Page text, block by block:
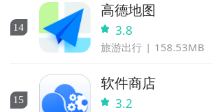
14
高德地图
3.8
旅游出行 158.53MB
15
软件商店
3.2